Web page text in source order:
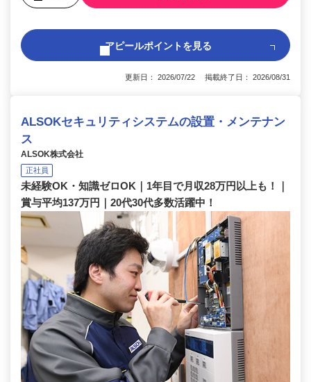
アピールポイントを見る
更新日： 2026/07/22 掲載終了日： 2026/08/31
ALSOKセキュリティシステムの設置・メンテナン
ス
ALSOK株式会社
正社員
未経験OK・知識ゼロOK｜1年目で月収28万円以上も！｜
賞与平均137万円｜20代30代多数活躍中！